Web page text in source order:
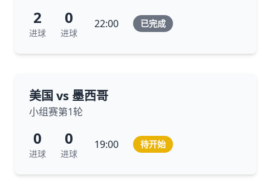
2
进球
0
进球
22:00 已完成
美国 vs 墨西哥
小组赛第1轮
0
进球
0
进球
19:00 待开始